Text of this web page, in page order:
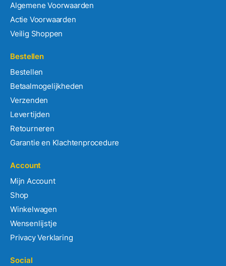
Algemene Voorwaarden
Actie Voorwaarden
Veilig Shoppen
Bestellen
Bestellen
Betaalmogelijkheden
Verzenden
Levertijden
Retourneren
Garantie en Klachtenprocedure
Account
Mijn Account
Shop
Winkelwagen
Wensenlijstje
Privacy Verklaring
Social